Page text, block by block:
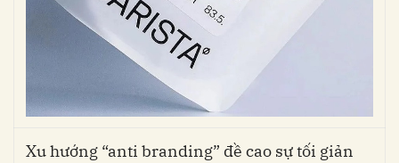
Xu hướng “anti branding” đề cao sự tối giản